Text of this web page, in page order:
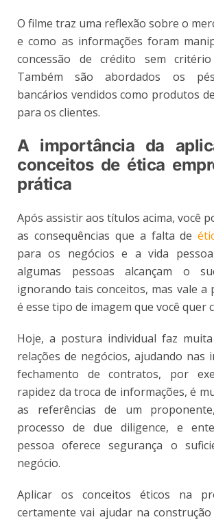
O filme traz uma reflexão sobre o
e como as informações foram
concessão de crédito sem
Também são abordados os
bancários vendidos como produtos
para os clientes.
A importância da
conceitos de ética
prática
Após assistir aos títulos acima, você
as consequências que a falta de
para os negócios e a vida
algumas pessoas alcançam o
ignorando tais conceitos, mas vale a
é esse tipo de imagem que você quer
Hoje, a postura individual faz
relações de negócios, ajudando nas
fechamento de contratos, por
rapidez da troca de informações, é
as referências de um
processo de due diligence, e
pessoa oferece segurança o
negócio.
Aplicar os conceitos éticos na
certamente vai ajudar na